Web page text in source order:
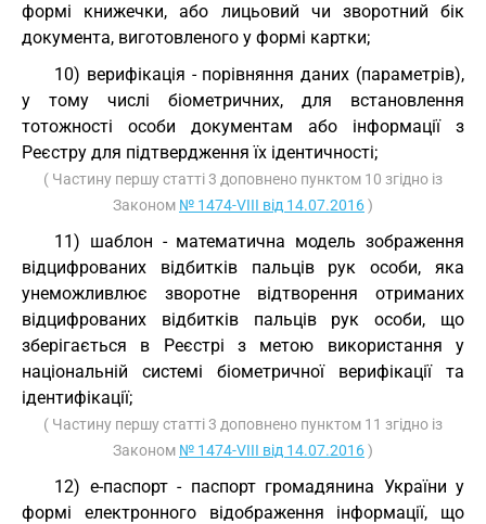
формі книжечки, або лицьовий чи зворотний бік
документа, виготовленого у формі картки;
10) верифікація - порівняння даних (параметрів),
у тому числі біометричних, для встановлення
тотожності особи документам або інформації з
Реєстру для підтвердження їх ідентичності;
( Частину першу статті 3 доповнено пунктом 10 згідно із
Законом № 1474-VIII від 14.07.2016)
11) шаблон - математична модель зображення
відцифрованих відбитків пальців рук особи, яка
унеможливлює зворотне відтворення отриманих
відцифрованих відбитків пальців рук особи, що
зберігається в Реєстрі з метою використання у
національній системі біометричної верифікації та
ідентифікації;
( Частину першу статті 3 доповнено пунктом 11 згідно із
Законом № 1474-VIII від 14.07.2016)
12) е-паспорт - паспорт громадянина України у
формі електронного відображення інформації, що